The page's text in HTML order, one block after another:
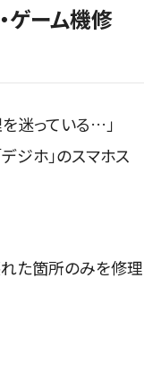
ゲーム機修
迷っている…」
ジホ」のスマホス
た箇所のみを修理